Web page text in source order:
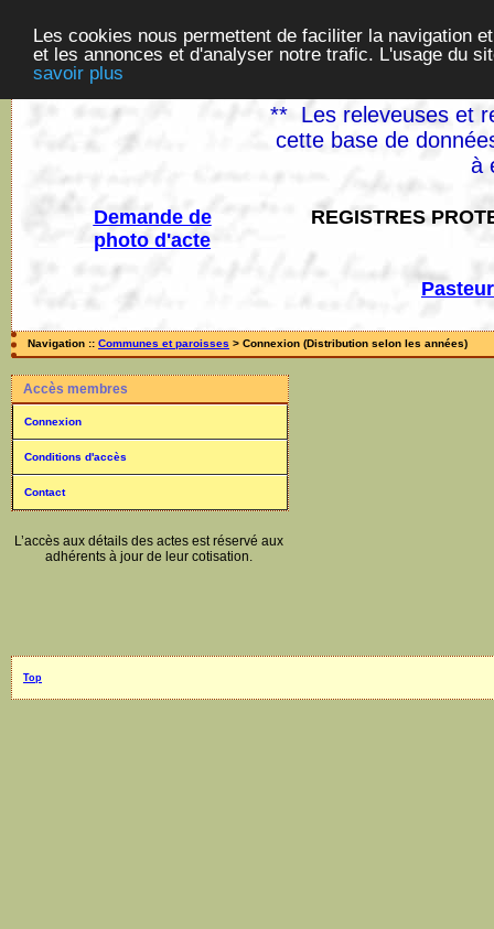
Les cookies nous permettent de faciliter la navigation
et les annonces et d'analyser notre trafic. L'usage du
savoir plus
** Les releveuses et
cette base de
à
Demande de
photo d'acte
REGISTRES
Navigation :: Communes et paroisses > Connexion (Distribution selon les années)
Accès membres
Connexion
Conditions d'accès
Contact
L’accès aux détails des actes est réservé aux
adhérents à jour de leur cotisation.
Top